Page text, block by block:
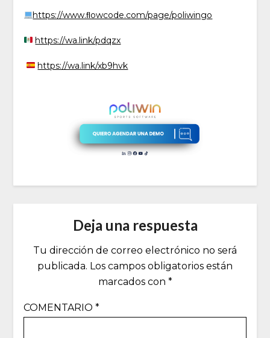
https://www.ﬂowcode.com/page/poliwingo
https://wa.link/pdqzx
https://wa.link/xb9hvk
Deja una respuesta
Tu dirección de correo electrónico no será
publicada. Los campos obligatorios están
marcados con *
COMENTARIO *